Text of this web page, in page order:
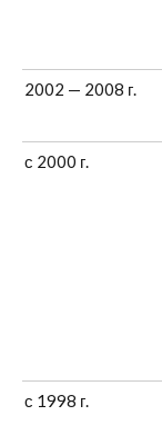
2002 — 2008 г.
с 2000 г.
с 1998 г.